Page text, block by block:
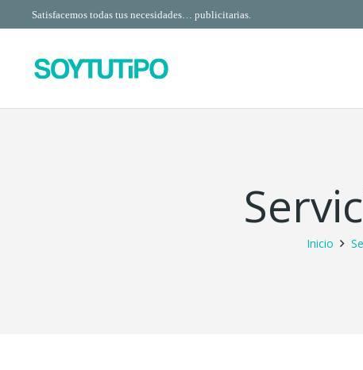
Satisfacemos todas tus necesidades… publicitarias.
Inicio